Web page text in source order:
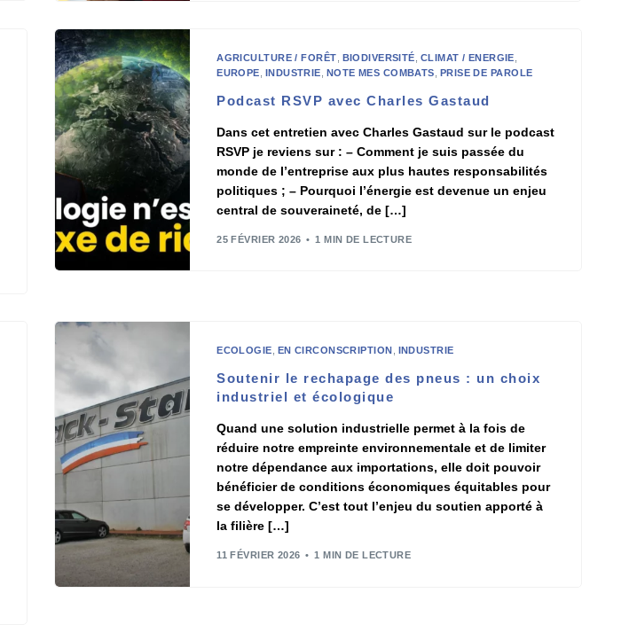
AGRICULTURE / FORÊT BIODIVERSITÉ CLIMAT / ENERGIE
EUROPE INDUSTRIE NOTE MES COMBATS PRISE DE PAROLE
Podcast RSVP avec Charles Gastaud
Dans cet entretien avec Charles Gastaud sur le podcast
RSVP je reviens sur : – Comment je suis passée du
monde de l’entreprise aux plus hautes responsabilités
politiques ; – Pourquoi l’énergie est devenue un enjeu
central de souveraineté, de […]
25 FÉVRIER 2026 1 MIN DE LECTURE
ECOLOGIE EN CIRCONSCRIPTION INDUSTRIE
Soutenir le rechapage des pneus : un choix
industriel et écologique
Quand une solution industrielle permet à la fois de
réduire notre empreinte environnementale et de limiter
notre dépendance aux importations, elle doit pouvoir
bénéficier de conditions économiques équitables pour
se développer. C’est tout l’enjeu du soutien apporté à
la filière […]
11 FÉVRIER 2026 1 MIN DE LECTURE